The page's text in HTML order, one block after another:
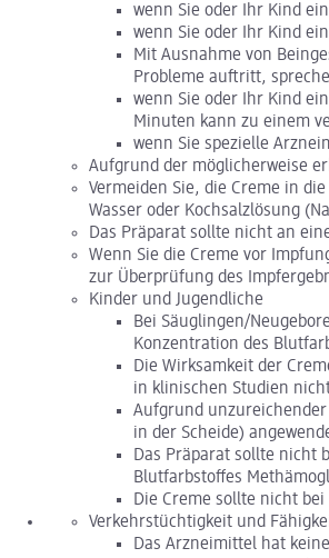
wenn Sie oder Ihr Kind
wenn Sie oder Ihr Kind
Mit Ausnahme von
Probleme auftritt,
wenn Sie oder Ihr Kind
Minuten kann zu einem
wenn Sie spezielle
Aufgrund der möglicherweise
Vermeiden Sie, die Creme in
Wasser oder Kochsalzlösung
Das Präparat sollte nicht an
Wenn Sie die Creme vor
zur Überprüfung des
Kinder und Jugendliche
Bei Säuglingen/
Konzentration des
Die Wirksamkeit der
in klinischen Studien
Aufgrund
in der Scheide)
Das Präparat sollte nicht
Blutfarbstoffes
Die Creme sollte nicht
Verkehrstüchtigkeit und
Das Arzneimittel hat